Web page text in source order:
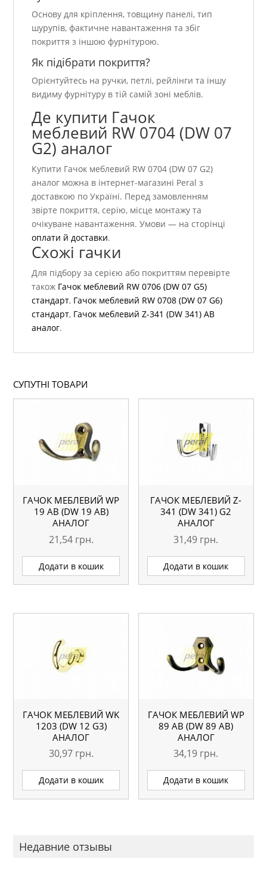
Основу для кріплення, товщину панелі, тип
шурупів, фактичне навантаження та збіг
покриття з іншою фурнітурою.
Як підібрати покриття?
Орієнтуйтесь на ручки, петлі, рейлінги та іншу
видиму фурнітуру в тій самій зоні меблів.
Де купити Гачок
меблевий RW 0704 (DW 07
G2) аналог
Купити Гачок меблевий RW 0704 (DW 07 G2)
аналог можна в інтернет-магазині Peral з
доставкою по Україні. Перед замовленням
звірте покриття, серію, місце монтажу та
очікуване навантаження. Умови — на сторінці
оплати й доставки.
Схожі гачки
Для підбору за серією або покриттям перевірте
також Гачок меблевий RW 0706 (DW 07 G5)
стандарт, Гачок меблевий RW 0708 (DW 07 G6)
стандарт, Гачок меблевий Z-341 (DW 341) АВ
аналог.
СУПУТНІ ТОВАРИ
ГАЧОК МЕБЛЕВИЙ WР
19 AB (DW 19 AB)
АНАЛОГ
21,54 грн.
Додати в кошик
ГАЧОК МЕБЛЕВИЙ Z-
341 (DW 341) G2
АНАЛОГ
31,49 грн.
Додати в кошик
ГАЧОК МЕБЛЕВИЙ WK
1203 (DW 12 G3)
АНАЛОГ
30,97 грн.
Додати в кошик
ГАЧОК МЕБЛЕВИЙ WР
89 AB (DW 89 AB)
АНАЛОГ
34,19 грн.
Додати в кошик
Недавние отзывы